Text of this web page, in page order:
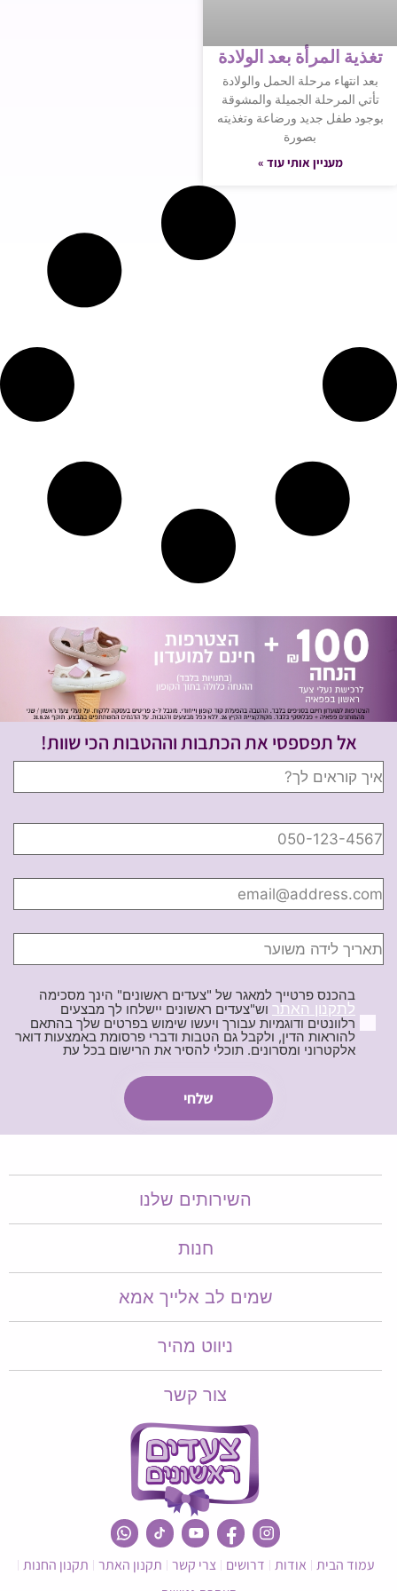
تغذية المرأة بعد الولادة
بعد انتهاء مرحلة الحمل والولادة
تأتي المرحلة الجميلة والمشوقة
بوجود طفل جديد ورضاعة وتغذيته
بصورة
מעניין אותי עוד »
אל תפספסי את הכתבות וההטבות הכי שוות!
בהכנס פרטייך למאגר של "צעדים ראשונים" הינך מסכימה
לתקנון האתר וש"צעדים ראשונים יישלחו לך מבצעים
רלוונטים ודוגמיות עבורך ויעשו שימוש בפרטים שלך בהתאם
להוראות הדין, ולקבל גם הטבות ודברי פרסומת באמצעות דואר
אלקטרוני ומסרונים. תוכלי להסיר את הרישום בכל עת
השירותים שלנו
חנות
שמים לב אלייך אמא​​
ניווט מהיר
צור קשר
עמוד הבית אודות דרושים צרי קשר תקנון האתר תקנון החנות